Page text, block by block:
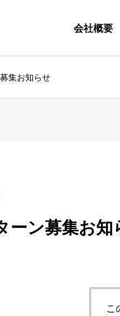
会社概要
ア"に関するコンテンツ
集お知らせ
ーン募集お知
こ